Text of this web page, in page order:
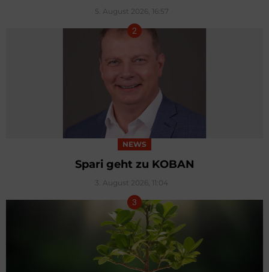
5. August 2026, 16:57
NEWS
Spari geht zu KOBAN
3. August 2026, 11:04